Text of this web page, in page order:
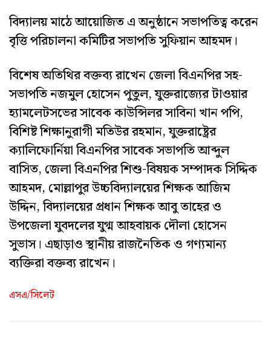
বিদ্যালয় মাঠে আয়োজিত এ অনুষ্ঠানে সভাপতিত্ব করেন
বৃত্তি পরিচালনা কমিটির সভাপতি সুফিয়ান আহমদ।
বিশেষ অতিথির বক্তব্য রাখেন জেলা বিএনপির সহ-
সভাপতি নজমুল হোসেন পুতুল, যুক্তরাজ্যের টাওয়ার
হ্যামলেটসভের সাবেক কাউন্সিলর সাবিনা খান পপি,
বিশিষ্ট শিক্ষানুরাগী মতিউর রহমান, যুক্তরাষ্ট্রের
ক্যালিফোর্নিয়া বিএনপির সাবেক সভাপতি আব্দুল
বাসিত, জেলা বিএনপির শিশু-বিষয়ক সম্পাদক সিদ্দিক
আহমদ, মোল্লাপুর উচ্চবিদ্যালয়ের শিক্ষক আজিম
উদ্দিন, বিদ্যালয়ের প্রধান শিক্ষক আবু তাহের ও
উপজেলা যুবদলের যুগ্ম আহবায়ক দৌলা হোসেন
সুভাস। এছাড়াও স্থানীয় রাজনৈতিক ও গণ্যমান্য
ব্যক্তিরা বক্তব্য রাখেন।
এসএ/সিলেট